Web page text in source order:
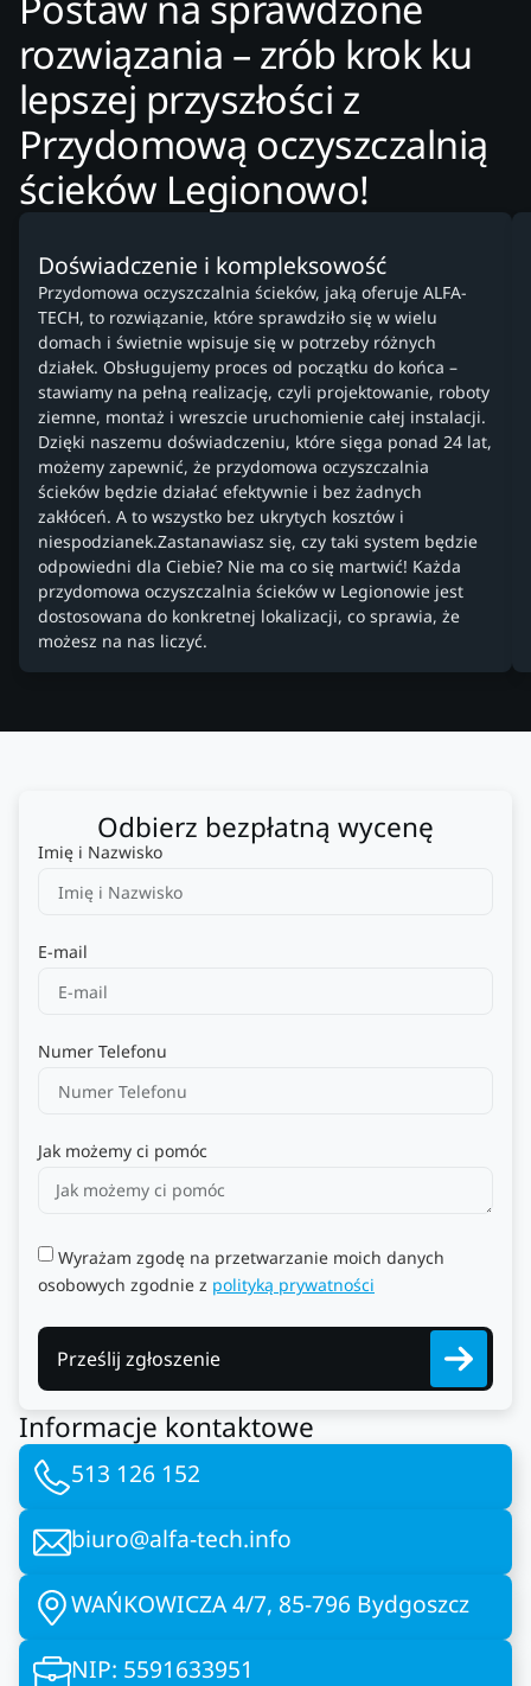
rozwiązania – zrób krok ku
lepszej przyszłości z
Przydomową oczyszczalnią
ścieków Legionowo!
Doświadczenie i kompleksowość
Przydomowa oczyszczalnia ścieków, jaką oferuje ALFA-
TECH, to rozwiązanie, które sprawdziło się w wielu
domach i świetnie wpisuje się w potrzeby różnych
działek. Obsługujemy proces od początku do końca –
stawiamy na pełną realizację, czyli projektowanie, roboty
ziemne, montaż i wreszcie uruchomienie całej instalacji.
Dzięki naszemu doświadczeniu, które sięga ponad 24 lat,
możemy zapewnić, że przydomowa oczyszczalnia
ścieków będzie działać efektywnie i bez żadnych
zakłóceń. A to wszystko bez ukrytych kosztów i
niespodzianek.Zastanawiasz się, czy taki system będzie
odpowiedni dla Ciebie? Nie ma co się martwić! Każda
przydomowa oczyszczalnia ścieków w Legionowie jest
dostosowana do konkretnej lokalizacji, co sprawia, że
możesz na nas liczyć.
Odbierz bezpłatną wycenę
Imię i Nazwisko
E-mail
Numer Telefonu
Jak możemy ci pomóc
Wyrażam zgodę na przetwarzanie moich danych
osobowych zgodnie z polityką prywatności
Prześlij zgłoszenie
Informacje kontaktowe
513 126 152
biuro@alfa-tech.info
WAŃKOWICZA 4/7, 85-796 Bydgoszcz
NIP: 5591633951